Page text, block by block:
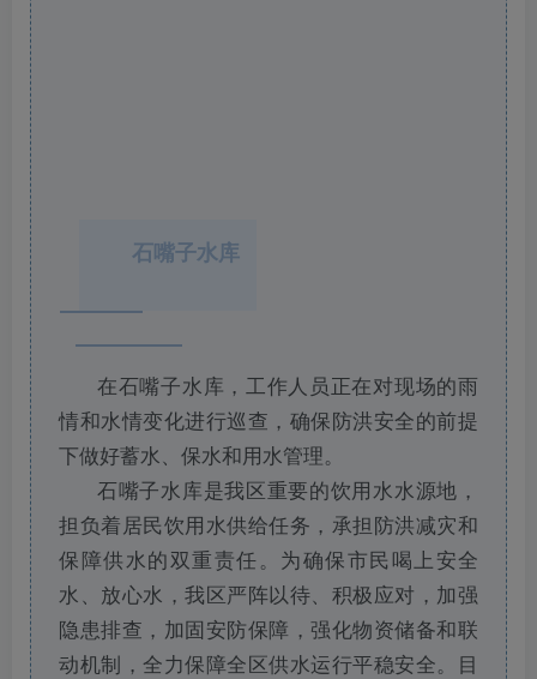
石嘴子水库
在石嘴子水库，工作人员正在对现场的雨
情和水情变化进行巡查，确保防洪安全的前提
下做好蓄水、保水和用水管理。
石嘴子水库是我区重要的饮用水水源地，
担负着居民饮用水供给任务，承担防洪减灾和
保障供水的双重责任。为确保市民喝上安全
水、放心水，我区严阵以待、积极应对，加强
隐患排查，加固安防保障，强化物资储备和联
动机制，全力保障全区供水运行平稳安全。目